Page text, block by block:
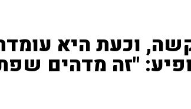
וכעת היא
"זה מדהים